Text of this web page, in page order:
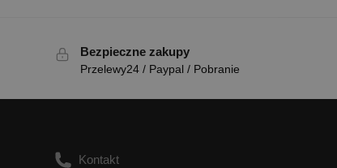
Bezpieczne zakupy
Przelewy24 / Paypal / Pobranie
Kontakt